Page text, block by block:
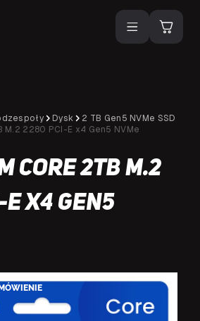
Dysk
2 TB Gen5 NVMe SSD
M.2 2280 PCI-E x4 Gen5 NVMe
Core 2TB M.2
E x4 Gen5